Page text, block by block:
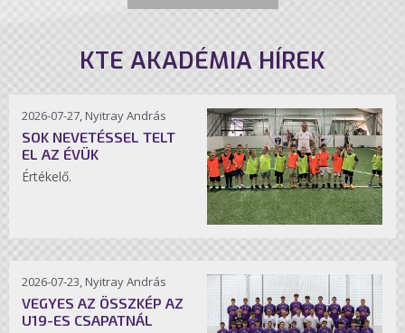
KTE AKADÉMIA HÍREK
2026-07-27, Nyitray András
SOK NEVETÉSSEL TELT
EL AZ ÉVÜK
Értékelő.
2026-07-23, Nyitray András
VEGYES AZ ÖSSZKÉP AZ
U19-ES CSAPATNÁL